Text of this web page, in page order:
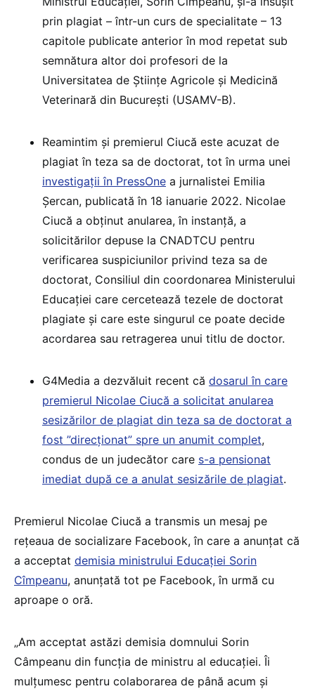
prin plagiat – într-un curs de specialitate – 13
capitole publicate anterior în mod repetat sub
semnătura altor doi profesori de la
Universitatea de Științe Agricole și Medicină
Veterinară din București (USAMV-B).
Reamintim și premierul Ciucă este acuzat de
plagiat în teza sa de doctorat, tot în urma unei
investigații în PressOne a jurnalistei Emilia
Șercan, publicată în 18 ianuarie 2022. Nicolae
Ciucă a obținut anularea, în instanță, a
solicitărilor depuse la CNADTCU pentru
verificarea suspiciunilor privind teza sa de
doctorat, Consiliul din coordonarea Ministerului
Educației care cercetează tezele de doctorat
plagiate și care este singurul ce poate decide
acordarea sau retragerea unui titlu de doctor.
G4Media a dezvăluit recent că dosarul în care
premierul Nicolae Ciucă a solicitat anularea
sesizărilor de plagiat din teza sa de doctorat a
fost ”direcționat” spre un anumit complet,
condus de un judecător care s-a pensionat
imediat după ce a anulat sesizările de plagiat.
Premierul Nicolae Ciucă a transmis un mesaj pe
rețeaua de socializare Facebook, în care a anunțat că
a acceptat demisia ministrului Educației Sorin
Cîmpeanu, anunțată tot pe Facebook, în urmă cu
aproape o oră.
„Am acceptat astăzi demisia domnului Sorin
Câmpeanu din funcția de ministru al educației. Îi
mulțumesc pentru colaborarea de până acum și